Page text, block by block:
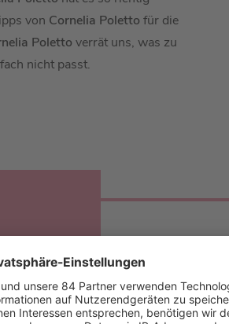
von Cornelia Poletto für die
Poletto verrät uns, was zu
nicht passt.